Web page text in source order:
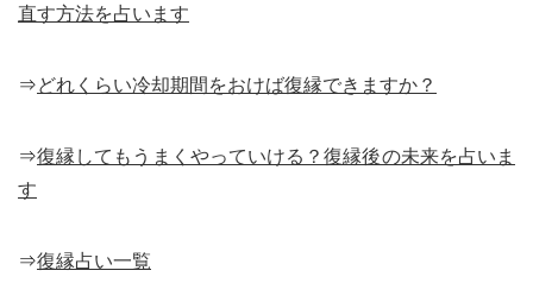
直す方法を占います
⇒どれくらい冷却期間をおけば復縁できますか？
⇒復縁してもうまくやっていける？復縁後の未来を占いま
す
⇒復縁占い一覧